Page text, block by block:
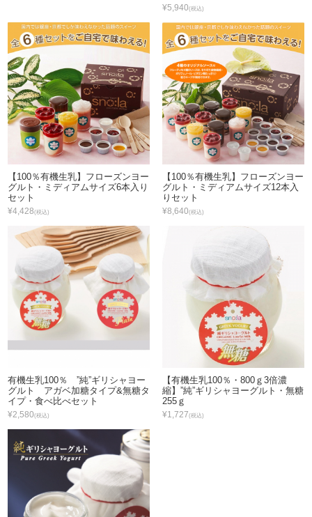
¥5,940(税込)
【100％有機生乳】フローズンヨー
グルト・ミディアムサイズ6本入り
セット
¥4,428(税込)
【100％有機生乳】フローズンヨー
グルト・ミディアムサイズ12本入
りセット
¥8,640(税込)
有機生乳100％ ”純”ギリシャヨー
グルト アガベ加糖タイプ&無糖タ
イプ・食べ比べセット
¥2,580(税込)
【有機生乳100％・800ｇ3倍濃
縮】”純”ギリシャヨーグルト・無糖
255ｇ
¥1,727(税込)